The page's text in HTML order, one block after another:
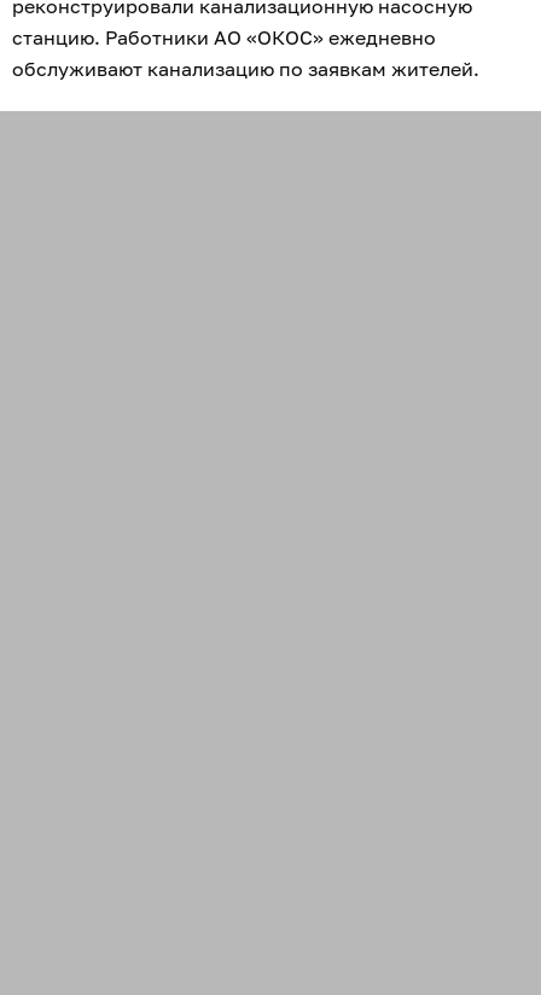
реконструировали канализационную насосную
станцию. Работники АО «ОКОС» ежедневно
обслуживают канализацию по заявкам жителей.